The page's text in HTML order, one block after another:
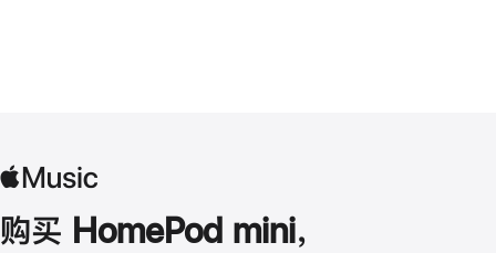
购买 HomePod mini，